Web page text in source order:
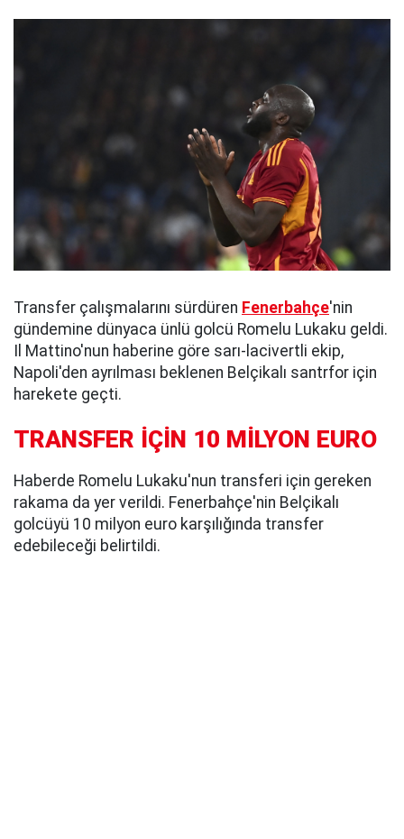
Transfer çalışmalarını sürdüren Fenerbahçe'nin
gündemine dünyaca ünlü golcü Romelu Lukaku geldi.
Il Mattino'nun haberine göre sarı-lacivertli ekip,
Napoli'den ayrılması beklenen Belçikalı santrfor için
harekete geçti.
TRANSFER İÇİN 10 MİLYON EURO
Haberde Romelu Lukaku'nun transferi için gereken
rakama da yer verildi. Fenerbahçe'nin Belçikalı
golcüyü 10 milyon euro karşılığında transfer
edebileceği belirtildi.